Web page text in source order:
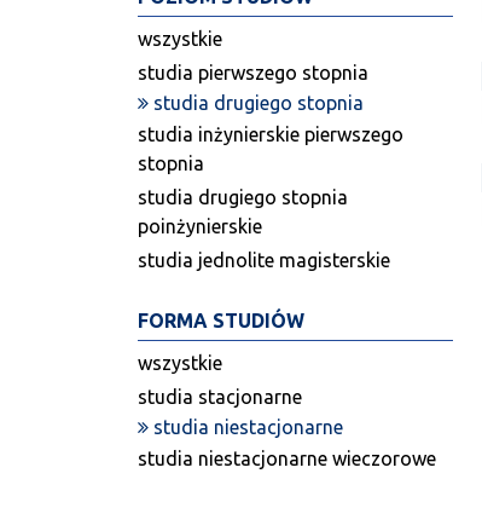
wszystkie
studia pierwszego stopnia
studia drugiego stopnia
studia inżynierskie pierwszego
stopnia
studia drugiego stopnia
poinżynierskie
studia jednolite magisterskie
FORMA STUDIÓW
wszystkie
studia stacjonarne
studia niestacjonarne
studia niestacjonarne wieczorowe